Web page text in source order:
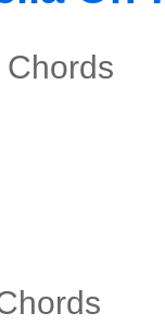
Chords